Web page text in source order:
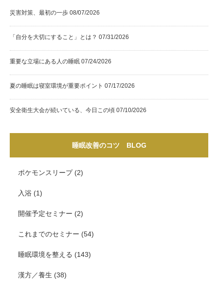
災害対策、最初の一歩 08/07/2026
「自分を大切にすること」とは？ 07/31/2026
重要な立場にある人の睡眠 07/24/2026
夏の睡眠は寝室環境が重要ポイント 07/17/2026
安全衛生大会が続いている、今日この頃 07/10/2026
睡眠改善のコツ BLOG
ポケモンスリープ(2)
入浴 (1)
開催予定セミナー (2)
これまでのセミナー (54)
睡眠環境を整える (143)
漢方／養生 (38)